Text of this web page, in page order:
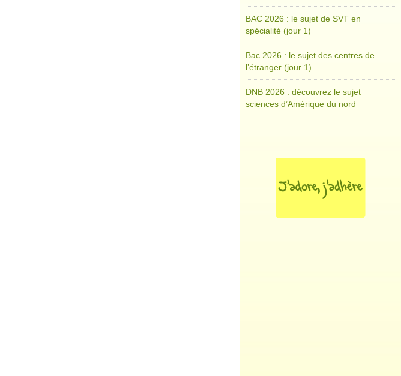
BAC 2026 : le sujet de SVT en
spécialité (jour 1)
Bac 2026 : le sujet des centres de
l’étranger (jour 1)
DNB 2026 : découvrez le sujet
sciences d’Amérique du nord